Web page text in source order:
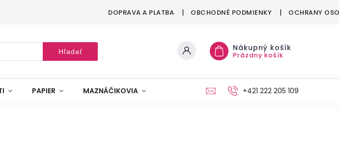
DOPRAVA A PLATBA OBCHODNÉ PODMIENKY OCHRANY
Hľadať Nákupný košík
Prázdny košík
PAPIER MAZNÁČIKOVIA MAŠKRTENIE PÁRTY MÓDA
+421 222 205 109